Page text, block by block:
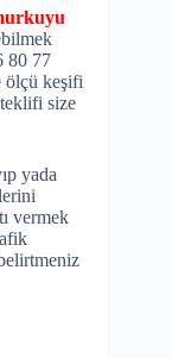
80 77
ölçü keşifi
size
yada
vermek